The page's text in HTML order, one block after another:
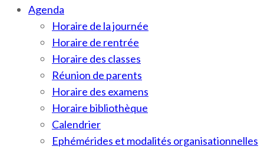
Agenda
Horaire de la journée
Horaire de rentrée
Horaire des classes
Réunion de parents
Horaire des examens
Horaire bibliothèque
Calendrier
Ephémérides et modalités organisationnelles